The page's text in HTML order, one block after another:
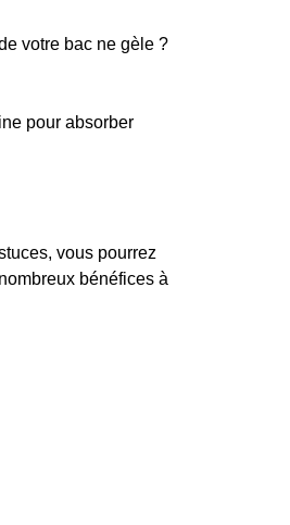
votre bac ne gèle ?
pour absorber
vous pourrez
bénéfices à